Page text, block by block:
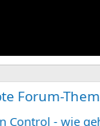
Forum-
Control - wie